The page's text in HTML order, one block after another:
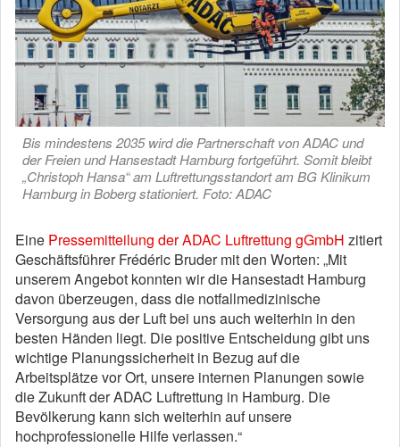
Bis mindestens 2035 wird die Partnerschaft von ADAC und
der Freien und Hansestadt Hamburg fortgeführt. Somit bleibt
„Christoph Hansa“ am Luftrettungsstandort am BG Klinikum
Hamburg in Boberg stationiert. Foto: ADAC
Eine Pressemitteilung der ADAC Luftrettung gGmbH zitiert
Geschäftsführer Frédéric Bruder mit den Worten: „Mit
unserem Angebot konnten wir die Hansestadt Hamburg
davon überzeugen, dass die notfallmedizinische
Versorgung aus der Luft bei uns auch weiterhin in den
besten Händen liegt. Die positive Entscheidung gibt uns
wichtige Planungssicherheit in Bezug auf die
Arbeitsplätze vor Ort, unsere internen Planungen sowie
die Zukunft der ADAC Luftrettung in Hamburg. Die
Bevölkerung kann sich weiterhin auf unsere
hochprofessionelle Hilfe verlassen.“